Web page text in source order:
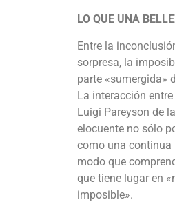
LO QUE UNA
Entre la
sorpresa, la
parte «sumergida»
La interacción
Luigi Pareyson de
elocuente no sólo
como una continua
modo que
que tiene lugar en
imposible».